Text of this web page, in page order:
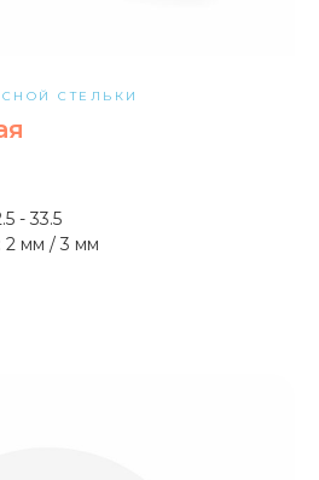
СТЕЛЬКИ
- 33.5
2 мм / 3 мм